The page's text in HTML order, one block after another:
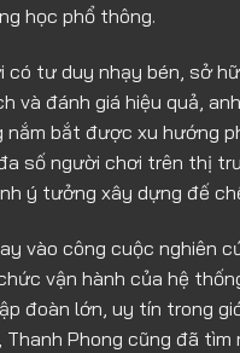
học phổ thông.
có tư duy nhạy bén, sở
và đánh giá hiệu quả,
nắm bắt được xu hướng
số người chơi trên thị
ý tưởng xây dựng đế
vào công cuộc nghiên
vận hành của hệ
đoàn lớn, uy tín trong
Thanh Phong cũng đã tìm